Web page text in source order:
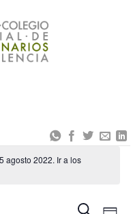
agosto 2022. Ir a los
BUSCAR